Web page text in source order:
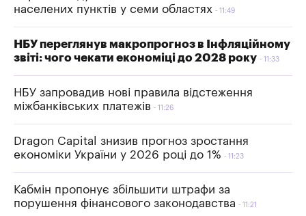
населених пунктів у семи областях
11:49
НБУ переглянув макропрогноз в Інфляційному
звіті: чого чекати економіці до 2028 року
11:33
НБУ запровадив нові правила відстеження
міжбанківських платежів
11:26
Dragon Capital знизив прогноз зростання
економіки України у 2026 році до 1%
11:23
Кабмін пропонує збільшити штрафи за
порушення фінансового законодавства
11:21